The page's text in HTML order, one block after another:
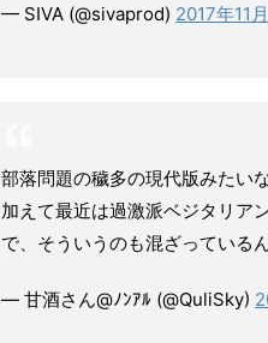
— SIVA (@sivaprod) 2017年11
部落問題の穢多の現代版みたい
加えて最近は過激派ベジタリア
で、そういうのも混ざっている
— 甘酒さん@ﾉﾝｱﾙ (@QuliSky)